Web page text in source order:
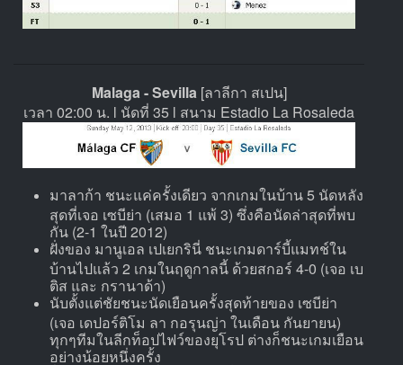
Malaga - Sevilla[ลาลีกา สเปน]
เวลา 02:00 น. l นัดที่ 35 l สนาม Estadio La Rosaleda
มาลาก้า ชนะแค่ครั้งเดียว จากเกมในบ้าน 5 นัดหลัง
สุดที่เจอ เซบีย่า (เสมอ 1 แพ้ 3) ซึ่งคือนัดล่าสุดที่พบ
กัน (2-1 ในปี 2012)
ฝั่งของ มานูเอล เปเยกรินี่ ชนะเกมดาร์บี้แมทช์ใน
บ้านไปแล้ว 2 เกมในฤดูกาลนี้ ด้วยสกอร์ 4-0 (เจอ เบ
ติส และ กรานาด้า)
นับตั้งแต่ชัยชนะนัดเยือนครั้งสุดท้ายของ เซบีย่า
(เจอ เดปอร์ติโม ลา กอรุนญ่า ในเดือน กันยายน)
ทุกๆทีมในลีกท็อปไฟว์ของยุโรป ต่างก็ชนะเกมเยือน
อย่างน้อยหนึ่งครั้ง